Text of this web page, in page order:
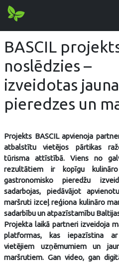
BASCIL
noslēdzies –
izveidotas
pieredzes un
Projekts BASCIL apvienoja
atbalstītu vietējos pārtikas
tūrisma attīstībā. Viens no
rezultātiem ir kopīgu
gastronomisko pieredžu
sadarbojas, piedāvājot
maršruti izceļ reģiona kulināro
sadarbību un atpazīstamību
Projekta laikā partneri izveidoja
platformas, kas iepazīstina
vietējiem uzņēmumiem un
maršrutiem. Gan video, gan